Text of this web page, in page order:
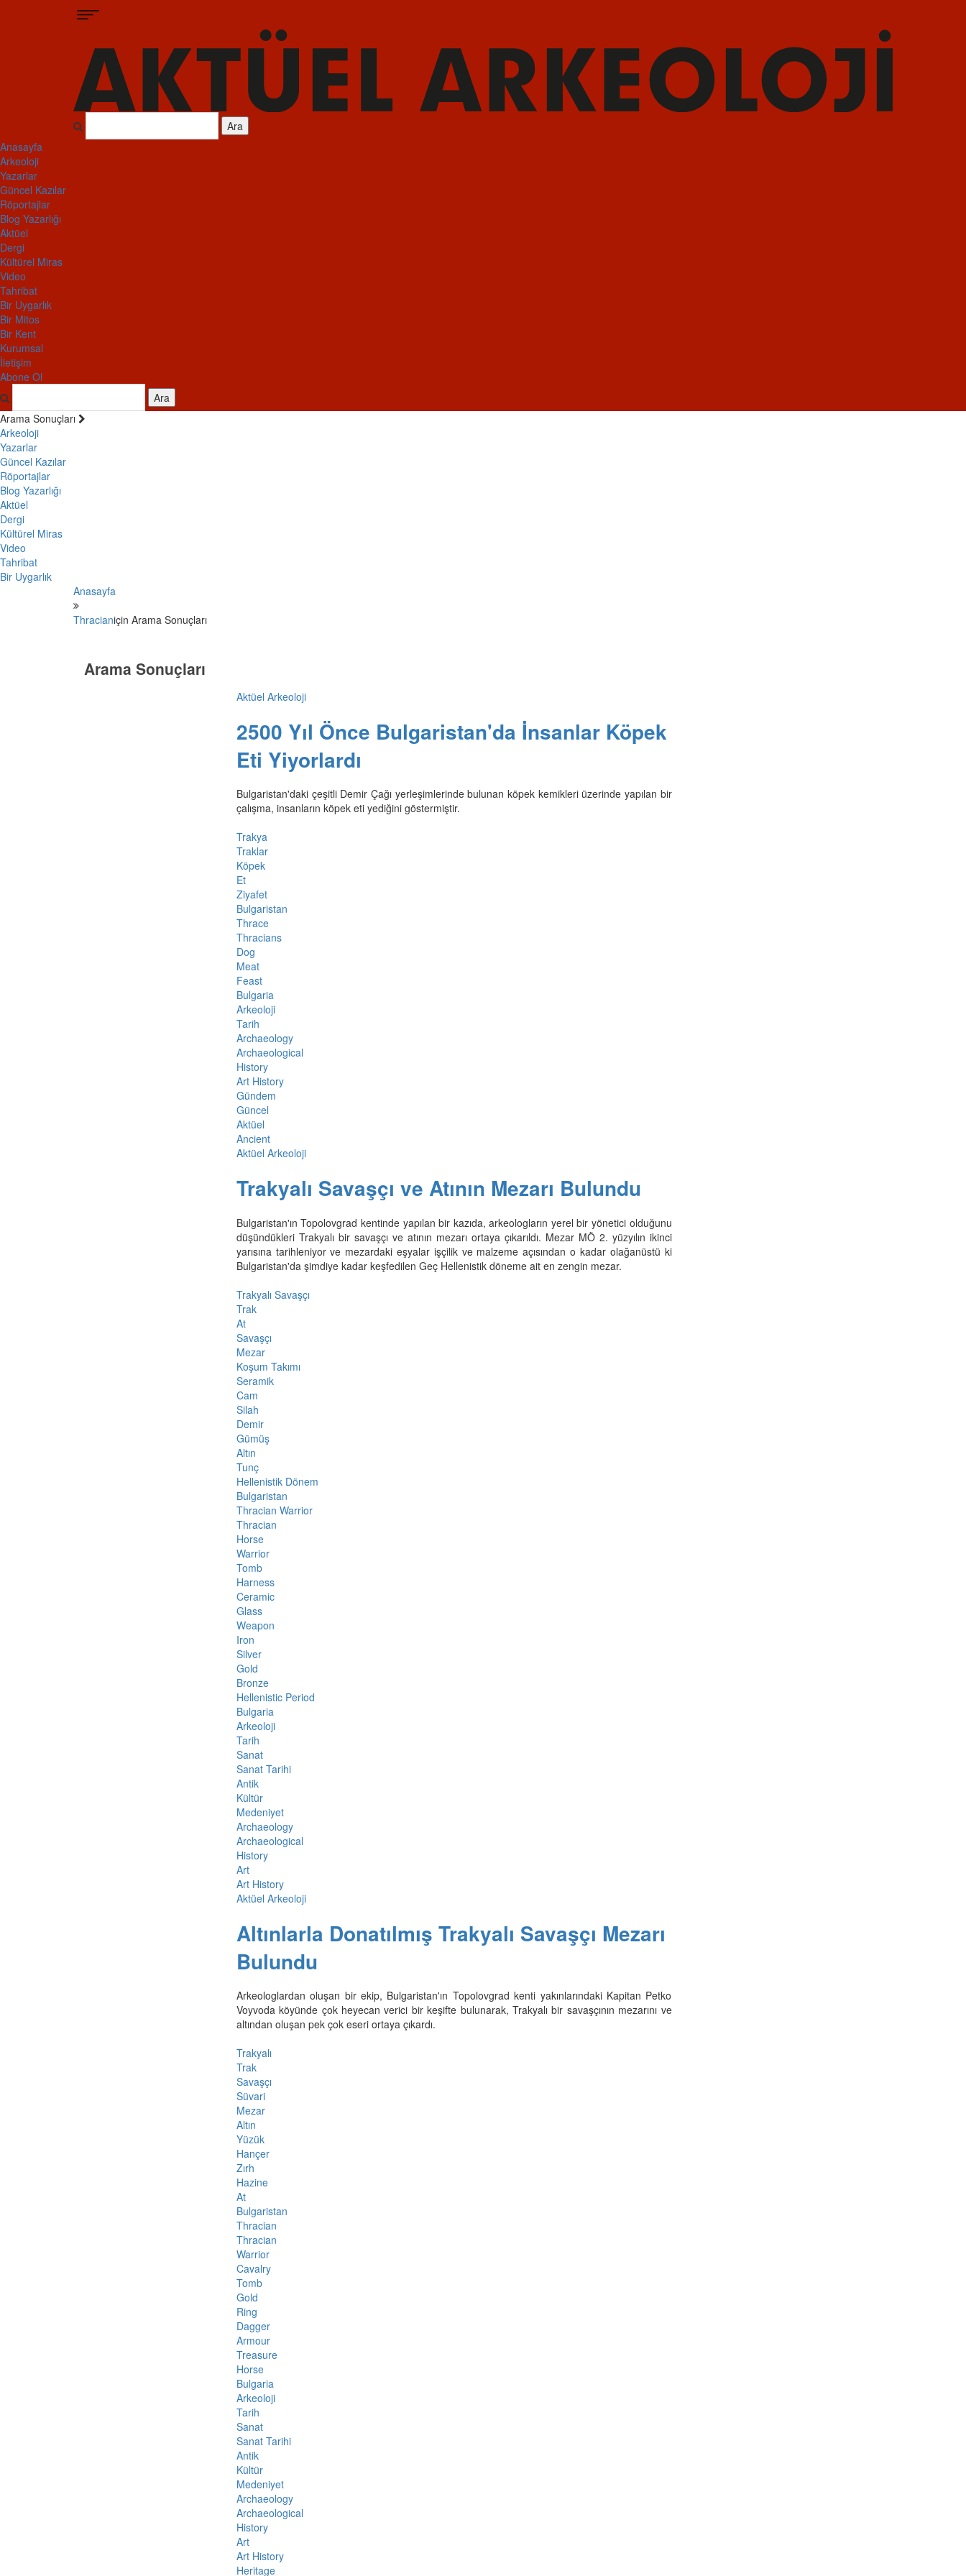
Ara
Anasayfa
Arkeoloji
Yazarlar
Güncel Kazılar
Röportajlar
Blog Yazarlığı
Aktüel
Dergi
Kültürel Miras
Video
Tahribat
Bir Uygarlık
Bir Mitos
Bir Kent
Kurumsal
İletişim
Abone Ol
Ara
Arama Sonuçları
Arkeoloji
Yazarlar
Güncel Kazılar
Röportajlar
Blog Yazarlığı
Aktüel
Dergi
Kültürel Miras
Video
Tahribat
Bir Uygarlık
Anasayfa
Thracianiçin Arama Sonuçları
Arama Sonuçları
Aktüel Arkeoloji
2500 Yıl Önce Bulgaristan'da İnsanlar Köpek
Eti Yiyorlardı
Bulgaristan'daki çeşitli Demir Çağı yerleşimlerinde bulunan köpek kemikleri üzerinde yapılan bir
çalışma, insanların köpek eti yediğini göstermiştir.
Trakya
Traklar
Köpek
Et
Ziyafet
Bulgaristan
Thrace
Thracians
Dog
Meat
Feast
Bulgaria
Arkeoloji
Tarih
Archaeology
Archaeological
History
Art History
Gündem
Güncel
Aktüel
Ancient
Aktüel Arkeoloji
Trakyalı Savaşçı ve Atının Mezarı Bulundu
Bulgaristan'ın Topolovgrad kentinde yapılan bir kazıda, arkeologların yerel bir yönetici olduğunu
düşündükleri Trakyalı bir savaşçı ve atının mezarı ortaya çıkarıldı. Mezar MÖ 2. yüzyılın ikinci
yarısına tarihleniyor ve mezardaki eşyalar işçilik ve malzeme açısından o kadar olağanüstü ki
Bulgaristan'da şimdiye kadar keşfedilen Geç Hellenistik döneme ait en zengin mezar.
Trakyalı Savaşçı
Trak
At
Savaşçı
Mezar
Koşum Takımı
Seramik
Cam
Silah
Demir
Gümüş
Altın
Tunç
Hellenistik Dönem
Bulgaristan
Thracian Warrior
Thracian
Horse
Warrior
Tomb
Harness
Ceramic
Glass
Weapon
Iron
Silver
Gold
Bronze
Hellenistic Period
Bulgaria
Arkeoloji
Tarih
Sanat
Sanat Tarihi
Antik
Kültür
Medeniyet
Archaeology
Archaeological
History
Art
Art History
Aktüel Arkeoloji
Altınlarla Donatılmış Trakyalı Savaşçı Mezarı
Bulundu
Arkeologlardan oluşan bir ekip, Bulgaristan'ın Topolovgrad kenti yakınlarındaki Kapitan Petko
Voyvoda köyünde çok heyecan verici bir keşifte bulunarak, Trakyalı bir savaşçının mezarını ve
altından oluşan pek çok eseri ortaya çıkardı.
Trakyalı
Trak
Savaşçı
Süvari
Mezar
Altın
Yüzük
Hançer
Zırh
Hazine
At
Bulgaristan
Thracian
Thracian
Warrior
Cavalry
Tomb
Gold
Ring
Dagger
Armour
Treasure
Horse
Bulgaria
Arkeoloji
Tarih
Sanat
Sanat Tarihi
Antik
Kültür
Medeniyet
Archaeology
Archaeological
History
Art
Art History
Heritage